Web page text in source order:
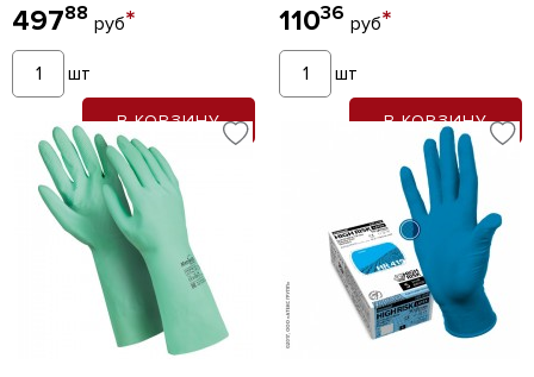
49788 руб*
шт
В КОРЗИНУ
11036 руб*
шт
В КОРЗИНУ